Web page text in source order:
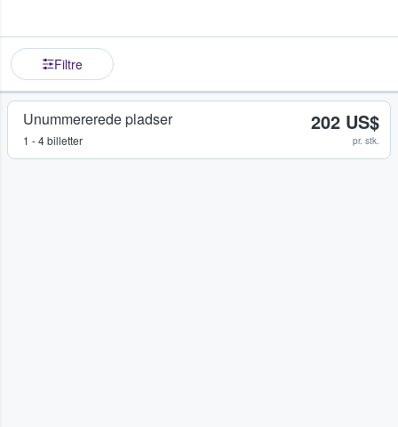
Filtre
Unummererede pladser
1 - 4 billetter
202 US$
pr. stk.